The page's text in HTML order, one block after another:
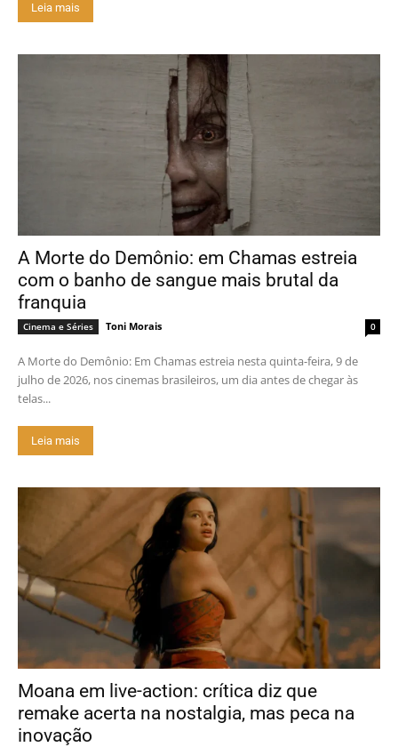
Leia mais
A Morte do Demônio: em Chamas estreia
com o banho de sangue mais brutal da
franquia
Cinema e Séries Toni Morais 0
A Morte do Demônio: Em Chamas estreia nesta quinta-feira, 9 de
julho de 2026, nos cinemas brasileiros, um dia antes de chegar às
telas...
Leia mais
Moana em live-action: crítica diz que
remake acerta na nostalgia, mas peca na
inovação